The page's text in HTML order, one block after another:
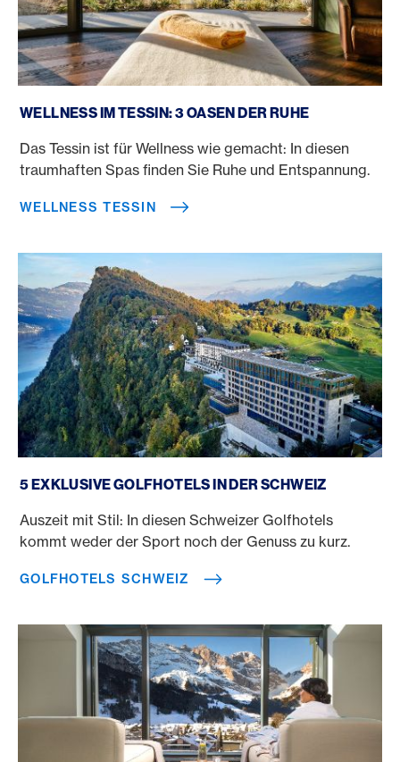
WELLNESS IM TESSIN: 3 OASEN DER RUHE
Das Tessin ist für Wellness wie gemacht: In diesen
traumhaften Spas finden Sie Ruhe und Entspannung.
WELLNESS TESSIN
5 EXKLUSIVE GOLFHOTELS IN DER SCHWEIZ
Auszeit mit Stil: In diesen Schweizer Golfhotels
kommt weder der Sport noch der Genuss zu kurz.
GOLFHOTELS SCHWEIZ